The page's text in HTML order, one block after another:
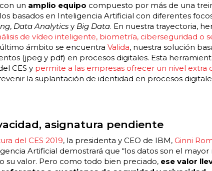
un amplio equipo compuesto por más de una
basados en Inteligencia Artificial con diferentes
, Data Analytics y Big Data. En nuestra trayectoria,
de vídeo inteligente, biometría, ciberseguridad o
ámbito se encuentra Valida, nuestra solución
(jpeg y pdf) en procesos digitales. Esta
CES y permite a las empresas ofrecer un nivel extra
la suplantación de identidad en procesos
asignatura pendiente
del CES 2019, la presidenta y CEO de IBM, Ginni
Artificial demostrará que “los datos son el
su valor. Pero como todo bien preciado, ese valor